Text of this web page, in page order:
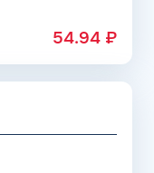
54.94 ₽